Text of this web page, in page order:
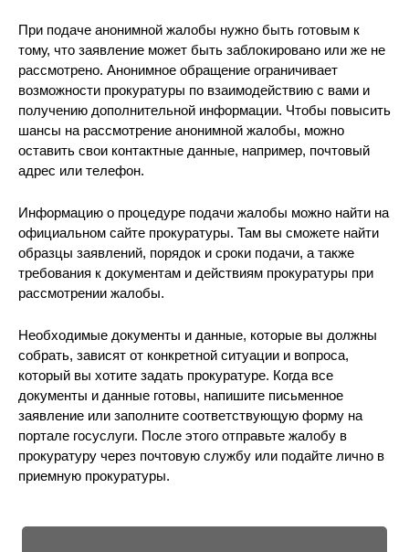
При подаче анонимной жалобы нужно быть готовым к
тому, что заявление может быть заблокировано или же не
рассмотрено. Анонимное обращение ограничивает
возможности прокуратуры по взаимодействию с вами и
получению дополнительной информации. Чтобы повысить
шансы на рассмотрение анонимной жалобы, можно
оставить свои контактные данные, например, почтовый
адрес или телефон.
Информацию о процедуре подачи жалобы можно найти на
официальном сайте прокуратуры. Там вы сможете найти
образцы заявлений, порядок и сроки подачи, а также
требования к документам и действиям прокуратуры при
рассмотрении жалобы.
Необходимые документы и данные, которые вы должны
собрать, зависят от конкретной ситуации и вопроса,
который вы хотите задать прокуратуре. Когда все
документы и данные готовы, напишите письменное
заявление или заполните соответствующую форму на
портале госуслуги. После этого отправьте жалобу в
прокуратуру через почтовую службу или подайте лично в
приемную прокуратуры.